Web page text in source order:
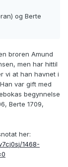
og Berte
broren Amund
men har hittil
vi at han havnet i
var gift med
begynnelse
Berte 1709,
her:
1468-